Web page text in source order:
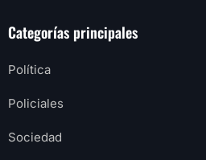
Categorías principales
Política
Policiales
Sociedad